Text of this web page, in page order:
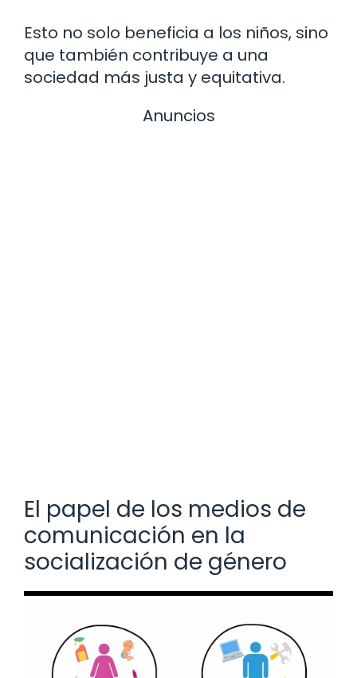
Esto no solo beneficia a los niños, sino
que también contribuye a una
sociedad más justa y equitativa.
Anuncios
El papel de los medios de
comunicación en la
socialización de género